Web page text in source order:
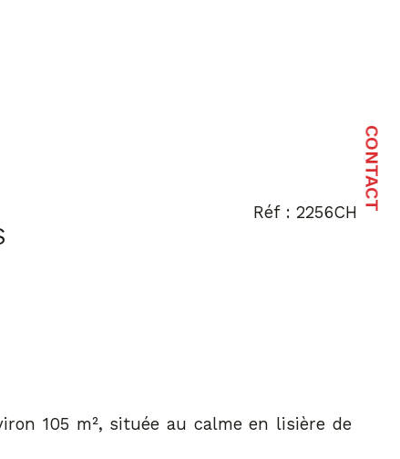
CONTACT
Réf : 2256CH
105 m², située au calme en lisière de